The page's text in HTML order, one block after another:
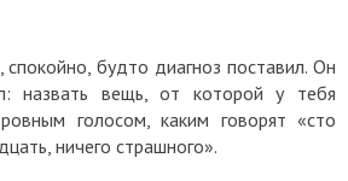
будто диагноз поставил. Он
назвать вещь, от которой у тебя
голосом, каким говорят «сто
ничего страшного».